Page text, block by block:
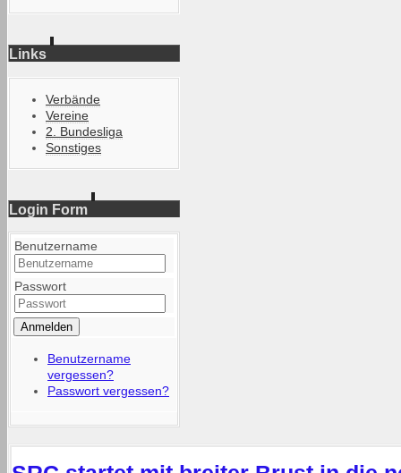
Links
Verbände
Vereine
2. Bundesliga
Sonstiges
Login Form
Benutzername
Passwort
Anmelden
Benutzername
vergessen?
Passwort vergessen?